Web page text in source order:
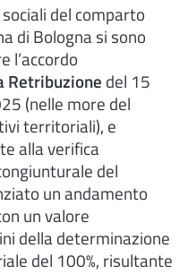
del comparto
di Bologna si sono
l’accordo
Retribuzione del 15
(nelle more del
territoriali), e
alla verifica
del
un andamento
un valore
della determinazione
del 100%, risultante